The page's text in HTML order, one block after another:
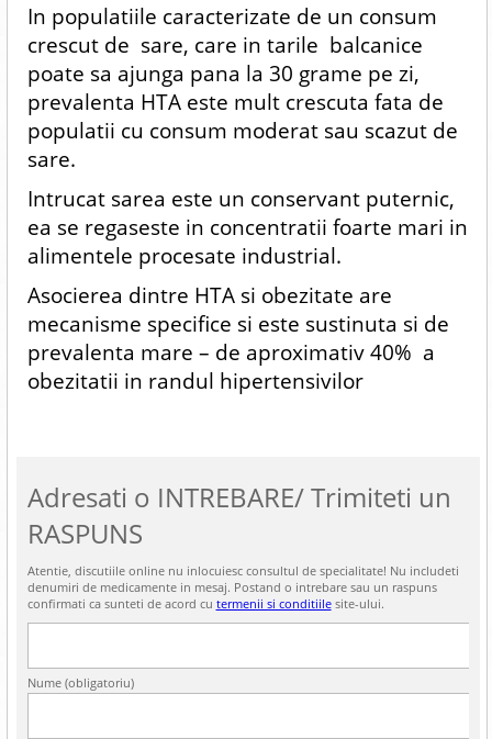
In populatiile caracterizate de un consum
crescut de sare, care in tarile balcanice
poate sa ajunga pana la 30 grame pe zi,
prevalenta HTA este mult crescuta fata de
populatii cu consum moderat sau scazut de
sare.
Intrucat sarea este un conservant puternic,
ea se regaseste in concentratii foarte mari in
alimentele procesate industrial.
Asocierea dintre HTA si obezitate are
mecanisme specifice si este sustinuta si de
prevalenta mare – de aproximativ 40% a
obezitatii in randul hipertensivilor
Adresati o INTREBARE/ Trimiteti un
RASPUNS
Atentie, discutiile online nu inlocuiesc consultul de specialitate! Nu includeti
denumiri de medicamente in mesaj. Postand o intrebare sau un raspuns
confirmati ca sunteti de acord cu termenii si conditiilesite-ului.
Nume (obligatoriu)